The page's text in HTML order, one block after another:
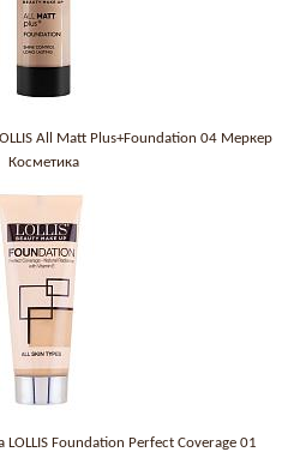
All Matt Plus+Foundation 04 Меркер
Косметика
Foundation Perfect Coverage 01